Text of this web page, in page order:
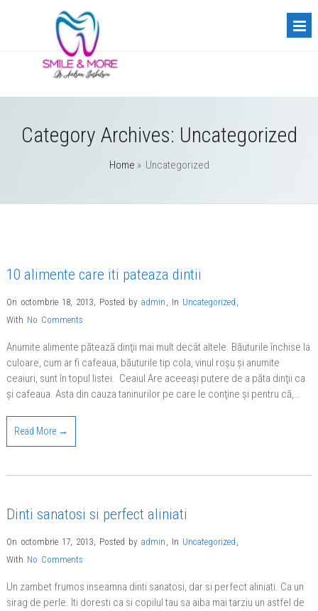
Category Archives: Uncategorized
Home » Uncategorized
10 alimente care iti pateaza dintii
On octombrie 18, 2013, Posted by admin , In Uncategorized ,
With No Comments
Anumite alimente pătează dinţii mai mult decât altele. Băuturile închise la
culoare, cum ar fi cafeaua, băuturile tip cola, vinul roşu şi anumite
ceaiuri, sunt în topul listei. Ceaiul Are aceeaşi putere de a păta dinţii ca
şi cafeaua. Asta din cauza taninurilor pe care le conţine şi pentru că,…
Read More →
Dinti sanatosi si perfect aliniati
On octombrie 17, 2013, Posted by admin , In Uncategorized ,
With No Comments
Un zambet frumos inseamna dinti sanatosi, dar si perfect aliniati. Ca un
sirag de perle. Iti doresti ca si copilul tau sa aiba mai tarziu un astfel de